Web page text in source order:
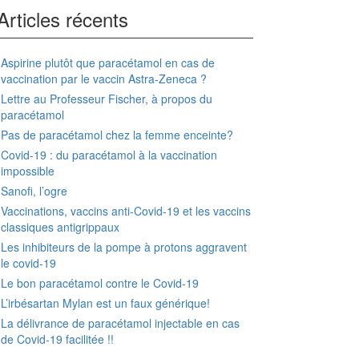
récents
Aspirine plutôt que paracétamol en cas de
vaccination par le vaccin Astra-Zeneca ?
Lettre au Professeur Fischer, à propos du
paracétamol
Pas de paracétamol chez la femme enceinte?
Covid-19 : du paracétamol à la vaccination
impossible
Sanofi, l’ogre
Vaccinations, vaccins anti-Covid-19 et les vaccins
classiques antigrippaux
Les inhibiteurs de la pompe à protons aggravent
le covid-19
Le bon paracétamol contre le Covid-19
L’irbésartan Mylan est un faux générique!
La délivrance de paracétamol injectable en cas
de Covid-19 facilitée !!